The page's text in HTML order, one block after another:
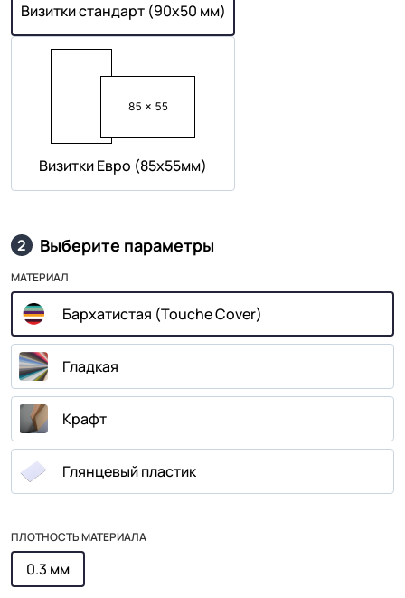
Визитки стандарт (90х50 мм)
Визитки Евро (85х55мм)
2 Выберите параметры
МАТЕРИАЛ
Бархатистая (Touche Cover)
Гладкая
Крафт
Глянцевый пластик
ПЛОТНОСТЬ МАТЕРИАЛА
0.3 мм